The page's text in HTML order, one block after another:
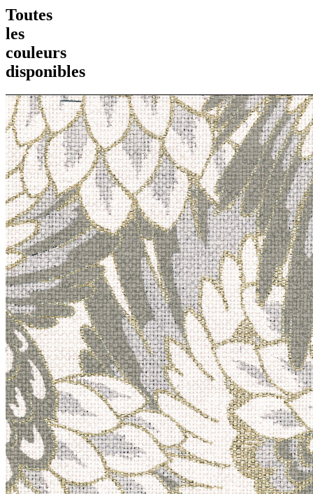
Toutes
les
couleurs
disponibles